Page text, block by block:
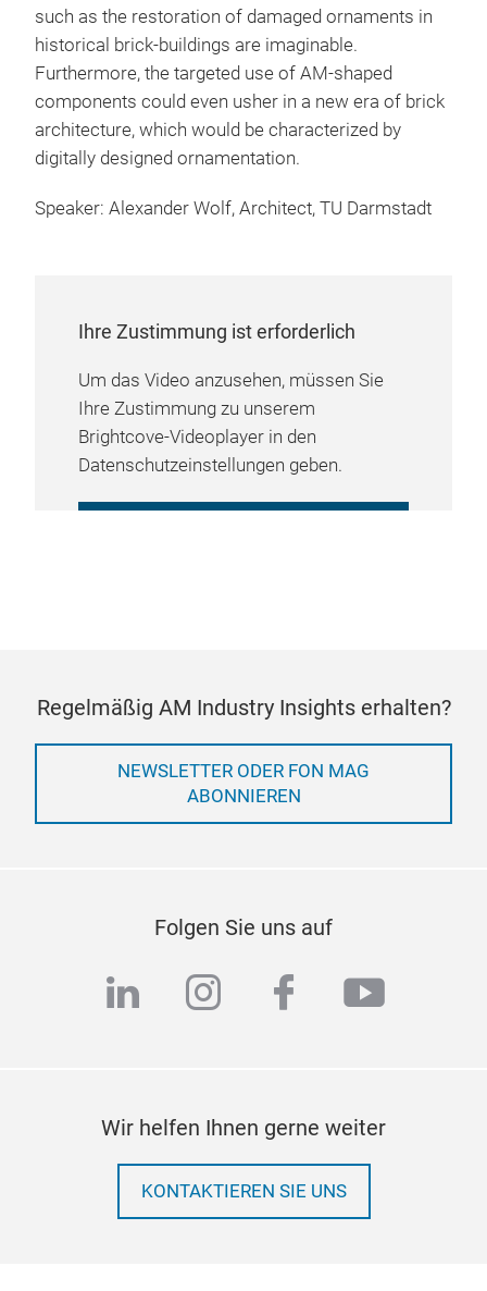
such as the restoration of damaged ornaments in
historical brick-buildings are imaginable.
Furthermore, the targeted use of AM-shaped
components could even usher in a new era of brick
architecture, which would be characterized by
digitally designed ornamentation.
Speaker: Alexander Wolf, Architect, TU Darmstadt
Ihre Zustimmung ist erforderlich
Um das Video anzusehen, müssen Sie
Ihre Zustimmung zu unserem
Brightcove-Videoplayer in den
Datenschutzeinstellungen geben.
Regelmäßig AM Industry Insights erhalten?
NEWSLETTER ODER FON MAG
ABONNIEREN
Folgen Sie uns auf
linkedininstagram
facebook
Wir helfen Ihnen gerne weiter
KONTAKTIEREN SIE UNS